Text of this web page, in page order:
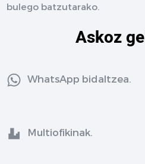
bulego batzutarako.
Askoz
WhatsApp bidaltzea.
Multiofikinak.